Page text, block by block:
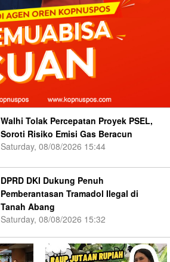
Walhi Tolak Percepatan Proyek PSEL,
Soroti Risiko Emisi Gas Beracun
Saturday, 08/08/2026 15:44
DPRD DKI Dukung Penuh
Pemberantasan Tramadol Ilegal di
Tanah Abang
Saturday, 08/08/2026 15:32